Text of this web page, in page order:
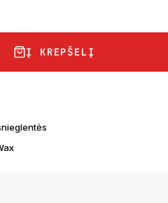
Į KREPŠELĮ